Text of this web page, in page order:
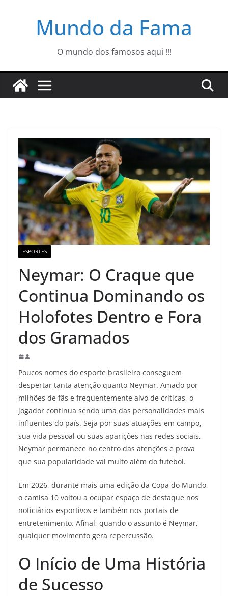
Mundo da Fama
O mundo dos famosos aqui !!!
ESPORTES
Neymar: O Craque que
Continua Dominando os
Holofotes Dentro e Fora
dos Gramados
Poucos nomes do esporte brasileiro conseguem
despertar tanta atenção quanto Neymar. Amado por
milhões de fãs e frequentemente alvo de críticas, o
jogador continua sendo uma das personalidades mais
influentes do país. Seja por suas atuações em campo,
sua vida pessoal ou suas aparições nas redes sociais,
Neymar permanece no centro das atenções e prova
que sua popularidade vai muito além do futebol.
Em 2026, durante mais uma edição da Copa do Mundo,
o camisa 10 voltou a ocupar espaço de destaque nos
noticiários esportivos e também nos portais de
entretenimento. Afinal, quando o assunto é Neymar,
qualquer movimento gera repercussão.
O Início de Uma História
de Sucesso